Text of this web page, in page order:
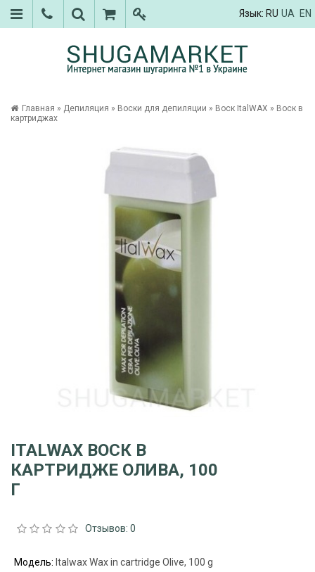
Язык: RU UA EN
Главная » Депиляция » Воски для депиляции » Воск ItalWAX » Воск в
картриджах
ITALWAX ВОСК В
КАРТРИДЖЕ ОЛИВА, 100
Г
Отзывов: 0
Модель: Italwax Wax in cartridge Olive, 100 g